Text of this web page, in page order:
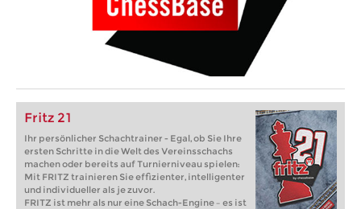
Fritz 21
Ihr persönlicher Schachtrainer - Egal, ob Sie Ihre
ersten Schritte in die Welt des Vereinsschachs
machen oder bereits auf Turnierniveau spielen:
Mit FRITZ trainieren Sie effizienter, intelligenter
und individueller als je zuvor.
FRITZ ist mehr als nur eine Schach-Engine – es ist